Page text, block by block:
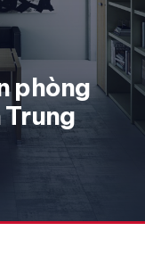
🇻🇳
phòng